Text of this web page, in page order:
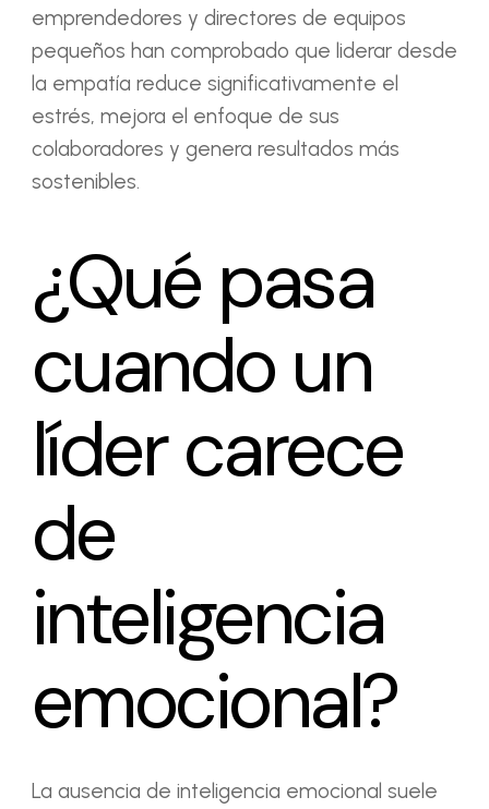
emprendedores y directores de equipos
pequeños han comprobado que liderar desde
la empatía reduce significativamente el
estrés, mejora el enfoque de sus
colaboradores y genera resultados más
sostenibles.
¿Qué pasa
cuando un
líder carece
de
inteligencia
emocional?
La ausencia de inteligencia emocional suele